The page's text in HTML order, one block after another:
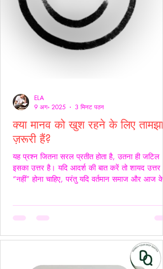
क्या मानव को खुश रहने के लिए तामझाम
ज़रूरी हैं?
यह प्रश्न जितना सरल प्रतीत होता है, उतना ही जटिल
इसका उत्तर है। यदि आदर्श की बात करें तो शायद उत्तर
“नहीं” होना चाहिए, परंतु यदि वर्तमान समाज और आज के
98% समस्याओं का केंद्र बिंदु पैसा बन चुका है। चाहे वह
सम्मान हो, सुरक्षा हो, शिक्षा हो या स्वास्थ्य हर समस्या का
समाधान धन से जोड़कर देखा जाता है। यह स्थिति यूँ ही
ELA
9 अग॰ 2025
3 मिनट पठन